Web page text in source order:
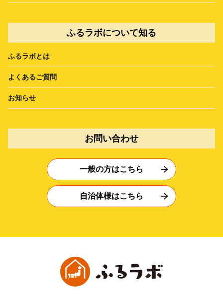
ふるラボについて知る
ふるラボとは
よくあるご質問
お知らせ
お問い合わせ
一般の方はこちら
自治体様はこちら